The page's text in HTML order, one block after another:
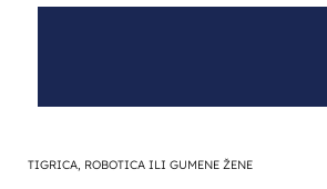
TIGRICA, ROBOTICA ILI GUMENE ŽENE